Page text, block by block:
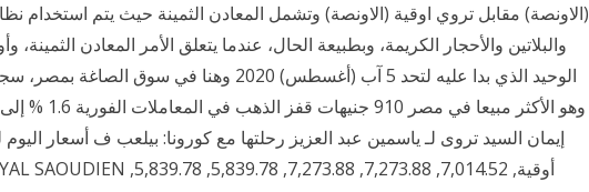
(الاونصة) مقابل تروي اوقية (الاونصة) وتشمل المعادن الثمينة حيث يتم استخدام
والبلاتين والأحجار الكريمة، وبطبيعة الحال، عندما يتعلق الأمر المعادن
إيمان السيد تروى لـ ياسمين عبد العزيز رحلتها مع كورونا: بيلعب ف أسعار